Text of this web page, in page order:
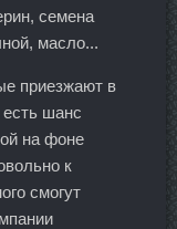
семена
масло...
приезжают в
шанс
на фоне
к
смогут